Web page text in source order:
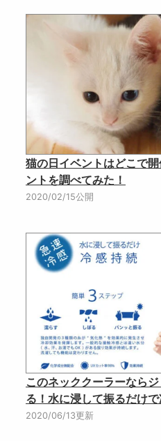
猫の日イベントはどこで
ントを調べてみた！
2020/02/15公開
このネッククーラーなら
る！水に浸して振るだけ
2020/06/13更新